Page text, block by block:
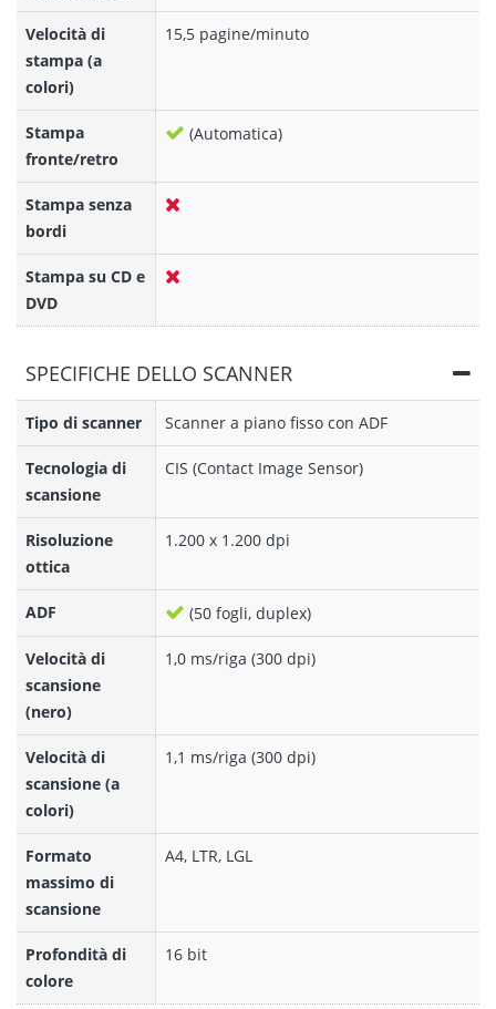
Velocità di
stampa (a
colori)
15,5 pagine/minuto
Stampa
fronte/retro
(Automatica)
Stampa senza
bordi
Stampa su CD e
DVD
SPECIFICHE DELLO SCANNER
Tipo di scanner Scanner a piano fisso con ADF
Tecnologia di
scansione
CIS (Contact Image Sensor)
Risoluzione
ottica
1.200 x 1.200 dpi
ADF (50 fogli, duplex)
Velocità di
scansione
(nero)
1,0 ms/riga (300 dpi)
Velocità di
scansione (a
colori)
1,1 ms/riga (300 dpi)
Formato
massimo di
scansione
A4, LTR, LGL
Profondità di
colore
16 bit